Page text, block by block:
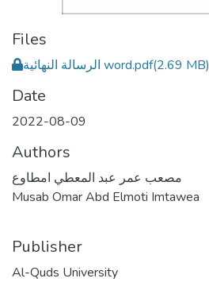
Files
الرسالة النهائية word.pdf(2.69 MB)
Date
2022-08-09
Authors
مصعب عمر عبد المعطي امطاوع
Musab Omar Abd Elmoti Imtawea
Publisher
Al-Quds University